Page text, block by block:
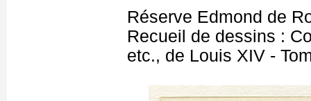
Réserve Edmond de
Recueil de dessins :
etc., de Louis XIV -